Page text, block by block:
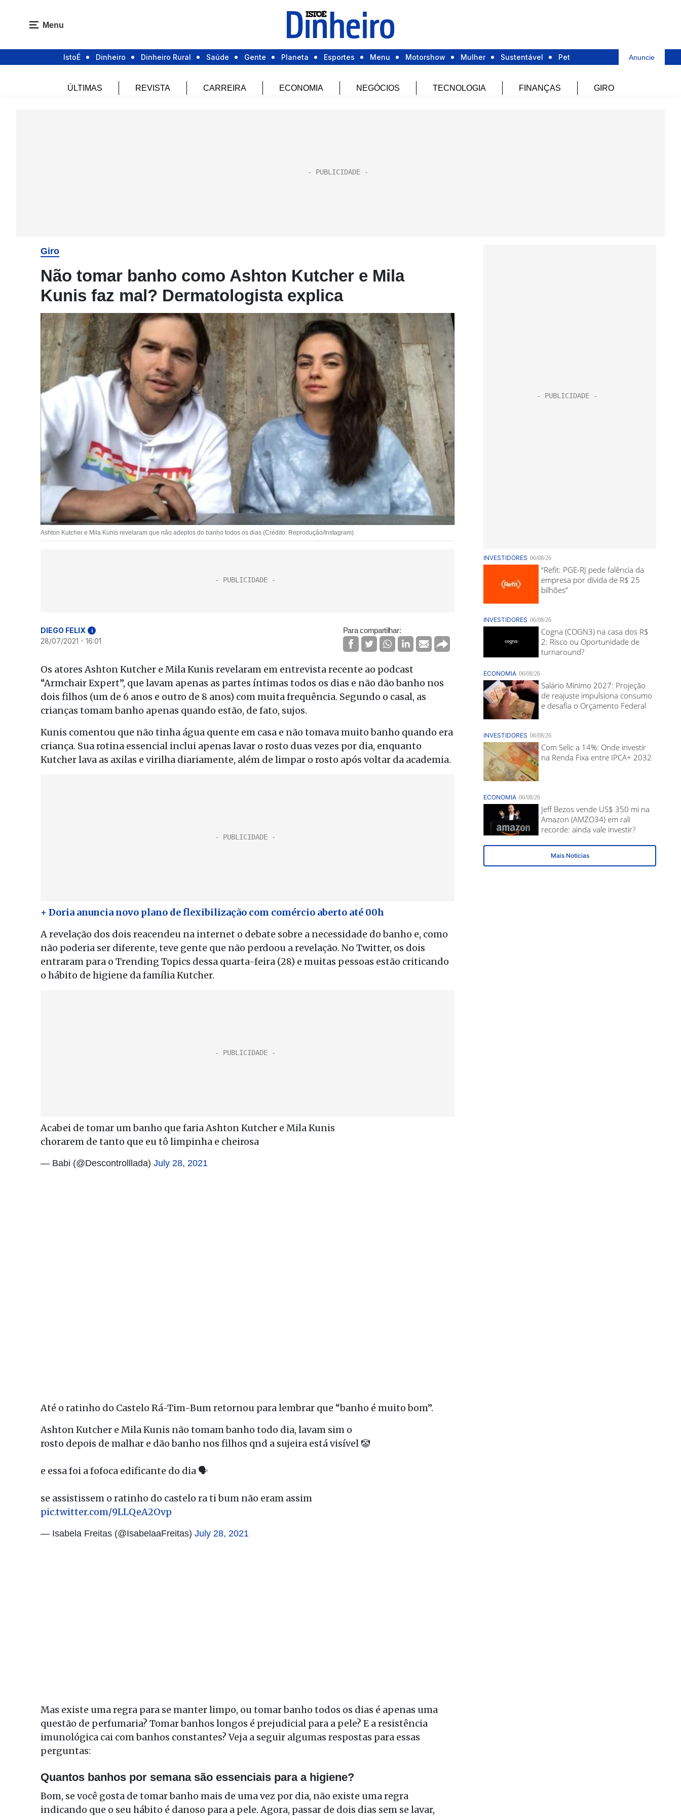
Menu
IstoÉ Dinheiro Dinheiro Rural Saúde Gente Planeta Esportes Menu Motorshow Mulher Sustentável Pet Anuncie
ÚLTIMAS REVISTA CARREIRA ECONOMIA NEGÓCIOS TECNOLOGIA FINANÇAS GIRO
Giro
Não tomar banho como Ashton Kutcher e Mila
Kunis faz mal? Dermatologista explica
Ashton Kutcher e Mila Kunis revelaram que não adeptos do banho todos os dias (Crédito: Reprodução/Instagram)
DIEGO FELIX i
28/07/2021 - 16:01
Para compartilhar:
Os atores Ashton Kutcher e Mila Kunis revelaram em entrevista recente ao podcast
“Armchair Expert”, que lavam apenas as partes íntimas todos os dias e não dão banho nos
dois filhos (um de 6 anos e outro de 8 anos) com muita frequência. Segundo o casal, as
crianças tomam banho apenas quando estão, de fato, sujos.
Kunis comentou que não tinha água quente em casa e não tomava muito banho quando era
criança. Sua rotina essencial inclui apenas lavar o rosto duas vezes por dia, enquanto
Kutcher lava as axilas e virilha diariamente, além de limpar o rosto após voltar da academia.
+ Doria anuncia novo plano de flexibilização com comércio aberto até 00h
A revelação dos dois reacendeu na internet o debate sobre a necessidade do banho e, como
não poderia ser diferente, teve gente que não perdoou a revelação. No Twitter, os dois
entraram para o Trending Topics dessa quarta-feira (28) e muitas pessoas estão criticando
o hábito de higiene da família Kutcher.
Acabei de tomar um banho que faria Ashton Kutcher e Mila Kunis
chorarem de tanto que eu tô limpinha e cheirosa
— Babi (@Descontrolllada) July 28, 2021
Até o ratinho do Castelo Rá-Tim-Bum retornou para lembrar que “banho é muito bom”.
Ashton Kutcher e Mila Kunis não tomam banho todo dia, lavam sim o
rosto depois de malhar e dão banho nos filhos qnd a sujeira está visível 🤡
e essa foi a fofoca edificante do dia 🗣
se assistissem o ratinho do castelo ra ti bum não eram assim
pic.twitter.com/9LLQeA2Ovp
— Isabela Freitas (@IsabelaaFreitas) July 28, 2021
Mas existe uma regra para se manter limpo, ou tomar banho todos os dias é apenas uma
questão de perfumaria? Tomar banhos longos é prejudicial para a pele? E a resistência
imunológica cai com banhos constantes? Veja a seguir algumas respostas para essas
perguntas:
Quantos banhos por semana são essenciais para a higiene?
Bom, se você gosta de tomar banho mais de uma vez por dia, não existe uma regra
indicando que o seu hábito é danoso para a pele. Agora, passar de dois dias sem se lavar,